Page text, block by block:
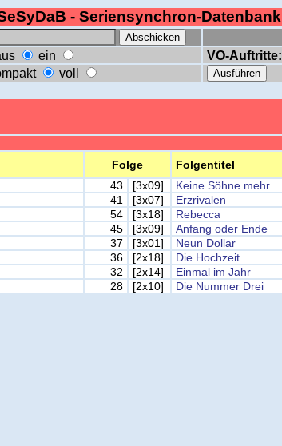
- Seriensynchron-Datenbank
ein VO-Auftritte:
voll
Folge Folgentitel
43 [3x09] Keine Söhne mehr
41 [3x07] Erzrivalen
54 [3x18] Rebecca
45 [3x09] Anfang oder Ende
37 [3x01] Neun Dollar
36 [2x18] Die Hochzeit
32 [2x14] Einmal im Jahr
28 [2x10] Die Nummer Drei